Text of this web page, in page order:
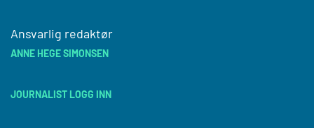
Ansvarlig redaktør
ANNE HEGE SIMONSEN
JOURNALIST LOGG INN